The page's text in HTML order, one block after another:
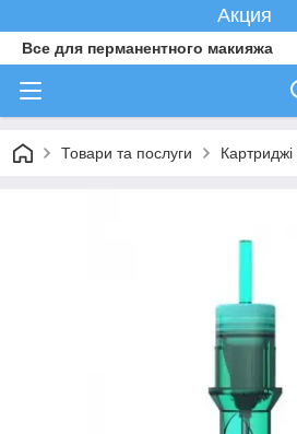
Акция
Все для перманентного макияжа
Товари та послуги Картриджі